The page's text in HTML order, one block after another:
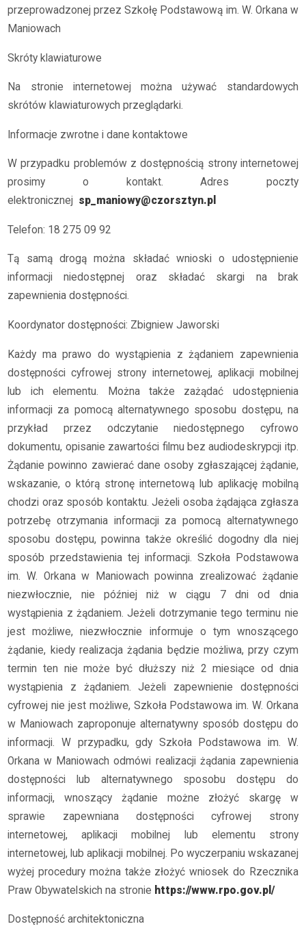
przeprowadzonej przez Szkołę Podstawową im. W. Orkana w
Maniowach
Skróty klawiaturowe
Na stronie internetowej można używać standardowych
skrótów klawiaturowych przeglądarki.
Informacje zwrotne i dane kontaktowe
W przypadku problemów z dostępnością strony internetowej
prosimy o kontakt. Adres poczty
elektronicznej sp_maniowy@czorsztyn.pl
Telefon: 18 275 09 92
Tą samą drogą można składać wnioski o udostępnienie
informacji niedostępnej oraz składać skargi na brak
zapewnienia dostępności.
Koordynator dostępności: Zbigniew Jaworski
Każdy ma prawo do wystąpienia z żądaniem zapewnienia
dostępności cyfrowej strony internetowej, aplikacji mobilnej
lub ich elementu. Można także zażądać udostępnienia
informacji za pomocą alternatywnego sposobu dostępu, na
przykład przez odczytanie niedostępnego cyfrowo
dokumentu, opisanie zawartości filmu bez audiodeskrypcji itp.
Żądanie powinno zawierać dane osoby zgłaszającej żądanie,
wskazanie, o którą stronę internetową lub aplikację mobilną
chodzi oraz sposób kontaktu. Jeżeli osoba żądająca zgłasza
potrzebę otrzymania informacji za pomocą alternatywnego
sposobu dostępu, powinna także określić dogodny dla niej
sposób przedstawienia tej informacji. Szkoła Podstawowa
im. W. Orkana w Maniowach powinna zrealizować żądanie
niezwłocznie, nie później niż w ciągu 7 dni od dnia
wystąpienia z żądaniem. Jeżeli dotrzymanie tego terminu nie
jest możliwe, niezwłocznie informuje o tym wnoszącego
żądanie, kiedy realizacja żądania będzie możliwa, przy czym
termin ten nie może być dłuższy niż 2 miesiące od dnia
wystąpienia z żądaniem. Jeżeli zapewnienie dostępności
cyfrowej nie jest możliwe, Szkoła Podstawowa im. W. Orkana
w Maniowach zaproponuje alternatywny sposób dostępu do
informacji. W przypadku, gdy Szkoła Podstawowa im. W.
Orkana w Maniowach odmówi realizacji żądania zapewnienia
dostępności lub alternatywnego sposobu dostępu do
informacji, wnoszący żądanie możne złożyć skargę w
sprawie zapewniana dostępności cyfrowej strony
internetowej, aplikacji mobilnej lub elementu strony
internetowej, lub aplikacji mobilnej. Po wyczerpaniu wskazanej
wyżej procedury można także złożyć wniosek do Rzecznika
Praw Obywatelskich na stronie https://www.rpo.gov.pl/
Dostępność architektoniczna